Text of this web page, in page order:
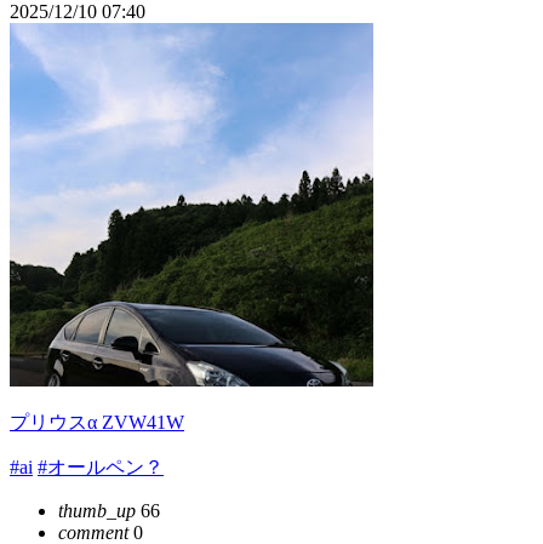
2025/12/10 07:40
プリウスα ZVW41W
#ai #オールペン？
thumb_up 66
comment0